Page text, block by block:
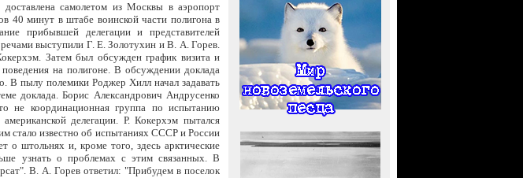
самолетом из Москвы в аэропорт
40 минут в штабе воинской части полигона в
прибывшей делегации и представителей
выступили Г. Е. Золотухин и В. А. Горев.
Затем был обсужден график визита и
на полигоне. В обсуждении доклада
В пылу полемики Роджер Хилл начал задавать
доклада. Борис Александрович Андрусенко
не координационная группа по испытанию
делегации. Р. Кокерхэм пытался
стало известно об испытаниях СССР и России
о штольнях и, кроме того, здесь арктические
узнать о проблемах с этим связанных. В
В. А. Горев ответил: "Прибудем в поселок